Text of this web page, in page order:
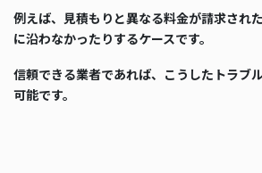
例えば、見積もりと異なる料金が請求され
に沿わなかったりするケースです。
信頼できる業者であれば、こうしたトラブ
可能です。